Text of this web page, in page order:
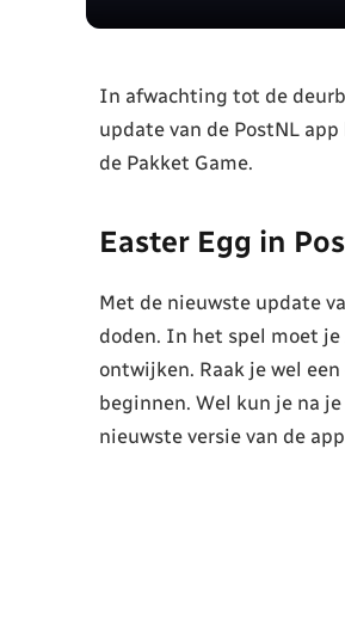
In afwachting tot de
update van de PostNL
de Pakket Game.
Easter Egg in
Met de nieuwste update
doden. In het spel moet
ontwijken. Raak je wel
beginnen. Wel kun je na
nieuwste versie van de